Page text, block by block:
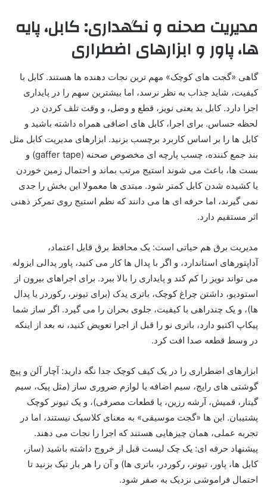
مدیریت صحنه و نگهداری: کابل، پایه
ها، پاور و ابزارهای اضطراری
گاهی «گجت های کوچک» مهم ترین نجات دهنده ها هستند. کابل با
کیفیت، شاید جذاب به نظر نرسد، اما بیشترین سهم را در پایداری
اجرا دارد. کابل بد یعنی نویز، قطع و وصل، و وقت تلف کردن در
لحظه حساس. برای اجرا، کابل های اضافی همراه داشته باشید و
کابل ها را بر اساس کاربرد برچسب بزنید. ابزارهای مدیریت کابل مثل
بند جمع کننده، چسب پارچه ای مخصوص صحنه (gaffer tape) و
بست ها، باعث می شوند استیج مرتب بماند و احتمال زمین خوردن
یا کشیده شدن کابل کمتر شود. مبتدی ها معمولا این بخش را جدی
نمی گیرند، اما حرفه ای ها می دانند که نظم استیج روی تمرکز ذهنی
اثر مستقیم دارد.
مدیریت برق هم حیاتی است: یک محافظ برق قابل اعتماد،
آداپتورهای استاندارد، و اگر با پدال ها کار می کنید، پاور پدالی ایزوله
می تواند نویز را کم کند و پایداری را بالا ببرد. برای اجراهای بیرون از
استودیو، داشتن چراغ کوچک، باتری یدک (برای تیونر، رکوردر یا پدال
ها)، و یک چندراهی با کیفیت، جلوی بحران را می گیرد. اگر ساز شما
پیکاپ اکتیو دارد، باتری نو را قبل از اجرا تعویض کنید، نه بعد از اینکه
در وسط قطعه صدا افت کرد.
ابزارهای اضطراری را در یک کیف کوچک جدا نگه دارید: آچار آلن و پیچ
گوشتی های رایج، سیم اضافه یا لوازم ضروری ساز (مثل پیک، سیم
گیتار، قمیش، آرشه رزین، یا قطعات مصرفی)، و یک تیونر کوچک
پشتیبان. این ها «گجت موسیقی» به معنای کلاسیک نیستند، اما در
تجربه عملی، همان چیزهایی هستند که اجرا را نجات می دهند.
پیشنهاد حرفه ای: یک چک لیست قبل از خروج داشته باشید (ساز،
کابل ها، پاور، تیونر، رکوردر، باتری ها) و آن را هر بار تیک بزنید تا
احتمال فراموشی نزدیک به صفر شود.